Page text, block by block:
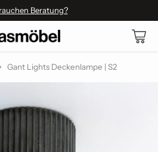
Beratung?
Gant Lights Deckenlampe | S2